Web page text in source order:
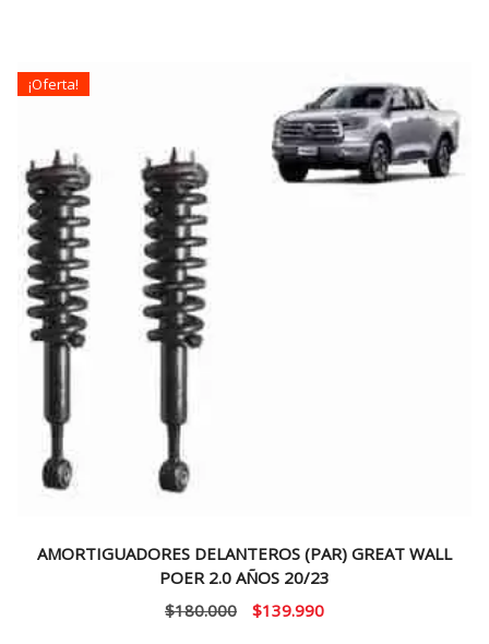
¡Oferta!
AMORTIGUADORES DELANTEROS (PAR) GREAT WALL
POER 2.0 AÑOS 20/23
$180.000
El
$139.990El